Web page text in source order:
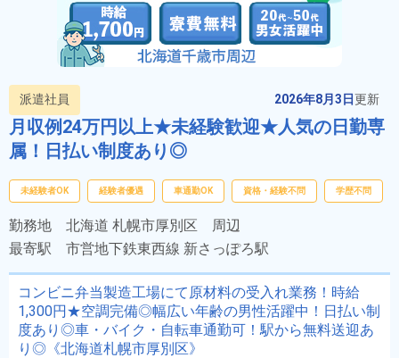
派遣社員 2026年8月3日更新
月収例24万円以上★未経験歓迎★人気の日勤専
属！日払い制度あり◎
未経験者OK 経験者優遇 車通勤OK 資格・経験不問 学歴不問
勤務地 北海道 札幌市厚別区 周辺
最寄駅 市営地下鉄東西線 新さっぽろ駅
コンビニ弁当製造工場にて原材料の受入れ業務！時給
1,300円★空調完備◎幅広い年齢の男性活躍中！日払い制
度あり◎車・バイク・自転車通勤可！駅から無料送迎あ
り◎《北海道札幌市厚別区》